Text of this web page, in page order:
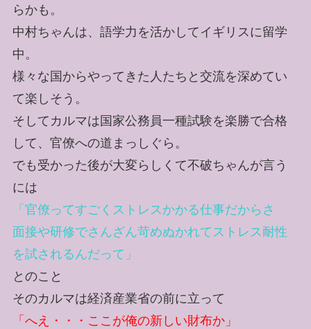
らかも。
中村ちゃんは、語学力を活かしてイギリスに留学
中。
様々な国からやってきた人たちと交流を深めてい
て楽しそう。
そしてカルマは国家公務員一種試験を楽勝で合格
して、官僚への道まっしぐら。
でも受かった後が大変らしくて不破ちゃんが言う
には
「官僚ってすごくストレスかかる仕事だからさ
面接や研修でさんざん苛めぬかれてストレス耐性
を試されるんだって」
とのこと
そのカルマは経済産業省の前に立って
「へえ・・・ここが俺の新しい財布か」